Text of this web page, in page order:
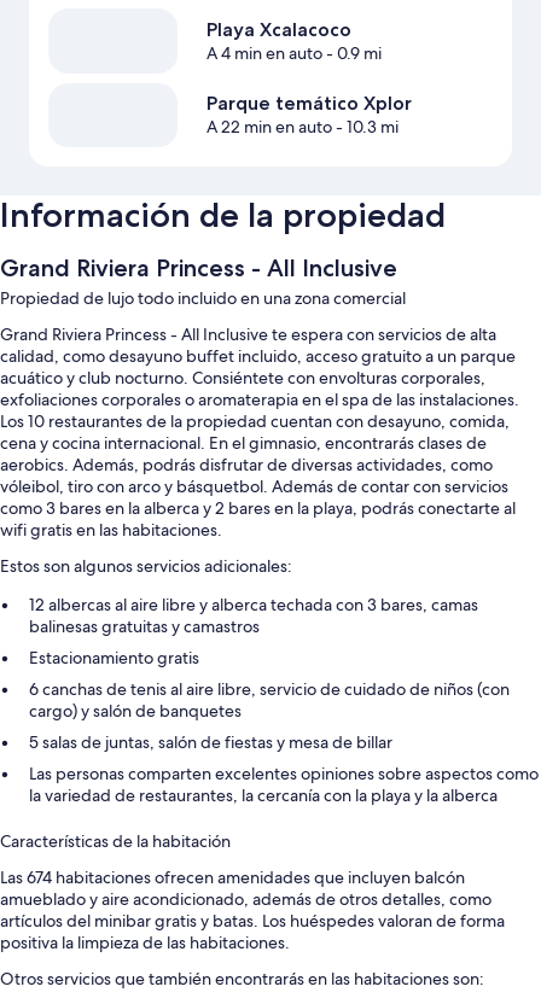
Playa Xcalacoco
A 4 min en auto- 0.9 mi
Parque temático Xplor
A 22 min en auto- 10.3 mi
Información de la propiedad
Grand Riviera Princess - All Inclusive
Propiedad de lujo todo incluido en una zona comercial
Grand Riviera Princess - All Inclusive te espera con servicios de alta
calidad, como desayuno buffet incluido, acceso gratuito a un parque
acuático y club nocturno. Consiéntete con envolturas corporales,
exfoliaciones corporales o aromaterapia en el spa de las instalaciones.
Los 10 restaurantes de la propiedad cuentan con desayuno, comida,
cena y cocina internacional. En el gimnasio, encontrarás clases de
aerobics. Además, podrás disfrutar de diversas actividades, como
vóleibol, tiro con arco y básquetbol. Además de contar con servicios
como 3 bares en la alberca y 2 bares en la playa, podrás conectarte al
wifi gratis en las habitaciones.
Estos son algunos servicios adicionales:
12 albercas al aire libre y alberca techada con 3 bares, camas
balinesas gratuitas y camastros
Estacionamiento gratis
6 canchas de tenis al aire libre, servicio de cuidado de niños (con
cargo) y salón de banquetes
5 salas de juntas, salón de fiestas y mesa de billar
Las personas comparten excelentes opiniones sobre aspectos como
la variedad de restaurantes, la cercanía con la playa y la alberca
Características de la habitación
Las 674 habitaciones ofrecen amenidades que incluyen balcón
amueblado y aire acondicionado, además de otros detalles, como
artículos del minibar gratis y batas. Los huéspedes valoran de forma
positiva la limpieza de las habitaciones.
Otros servicios que también encontrarás en las habitaciones son: